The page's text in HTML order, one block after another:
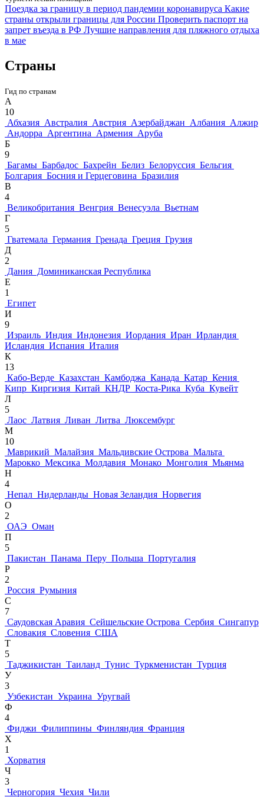
Поездка за границу в период пандемии коронавируса Какие
страны открыли границы для России Проверить паспорт на
запрет въезда в РФ Лучшие направления для пляжного отдыха
в мае
Страны
Гид по странам
А
10
Абхазия Австралия Австрия Азербайджан Албания Алжир
Андорра Аргентина Армения Аруба
Б
9
Багамы Барбадос Бахрейн Белиз Белоруссия Бельгия
Болгария Босния и Герцеговина Бразилия
В
4
Великобритания Венгрия Венесуэла Вьетнам
Г
5
Гватемала Германия Гренада Греция Грузия
Д
2
Дания Доминиканская Республика
Е
1
Египет
И
9
Израиль Индия Индонезия Иордания Иран Ирландия
Исландия Испания Италия
К
13
Кабо-Верде Казахстан Камбоджа Канада Катар Кения
Кипр Киргизия Китай КНДР Коста-Рика Куба Кувейт
Л
5
Лаос Латвия Ливан Литва Люксембург
М
10
Маврикий Малайзия Мальдивские Острова Мальта
Марокко Мексика Молдавия Монако Монголия Мьянма
Н
4
Непал Нидерланды Новая Зеландия Норвегия
О
2
ОАЭ Оман
П
5
Пакистан Панама Перу Польша Португалия
Р
2
Россия Румыния
С
7
Саудовская Аравия Сейшельские Острова Сербия Сингапур
Словакия Словения США
Т
5
Таджикистан Таиланд Тунис Туркменистан Турция
У
3
Узбекистан Украина Уругвай
Ф
4
Фиджи Филиппины Финляндия Франция
Х
1
Хорватия
Ч
3
Черногория Чехия Чили